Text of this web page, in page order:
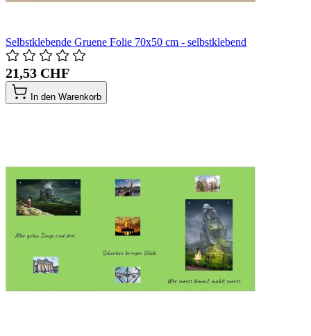
Selbstklebende Gruene Folie 70x50 cm - selbstklebend
21,53 CHF
In den Warenkorb